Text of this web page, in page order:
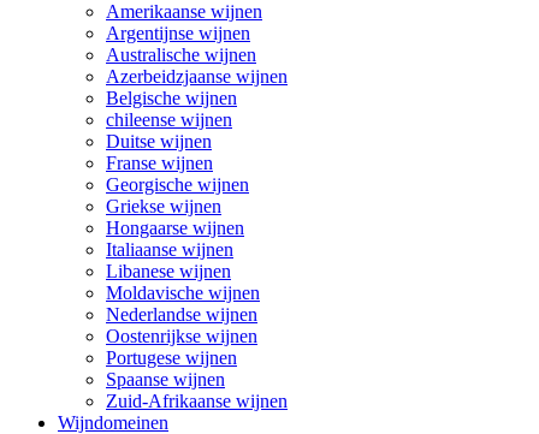
Amerikaanse wijnen
Argentijnse wijnen
Australische wijnen
Azerbeidzjaanse wijnen
Belgische wijnen
chileense wijnen
Duitse wijnen
Franse wijnen
Georgische wijnen
Griekse wijnen
Hongaarse wijnen
Italiaanse wijnen
Libanese wijnen
Moldavische wijnen
Nederlandse wijnen
Oostenrijkse wijnen
Portugese wijnen
Spaanse wijnen
Zuid-Afrikaanse wijnen
Wijndomeinen